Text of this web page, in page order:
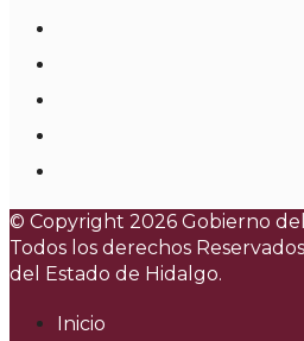
© Copyright 2026 Gobierno
Todos los derechos
del Estado de Hidalgo.
Inicio